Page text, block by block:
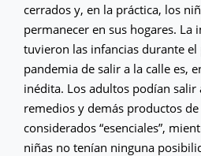
cerrados y, en la práctica, los
permanecer en sus hogares. La
tuvieron las infancias durante
pandemia de salir a la calle es,
inédita. Los adultos podían
remedios y demás productos
considerados “esenciales”,
niñas no tenían ninguna